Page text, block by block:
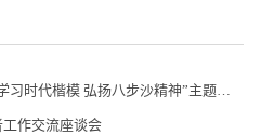
近代物理所离退休党总支开展“学习时代楷模 弘扬八步沙精神”主题党日活动
作交流座谈会